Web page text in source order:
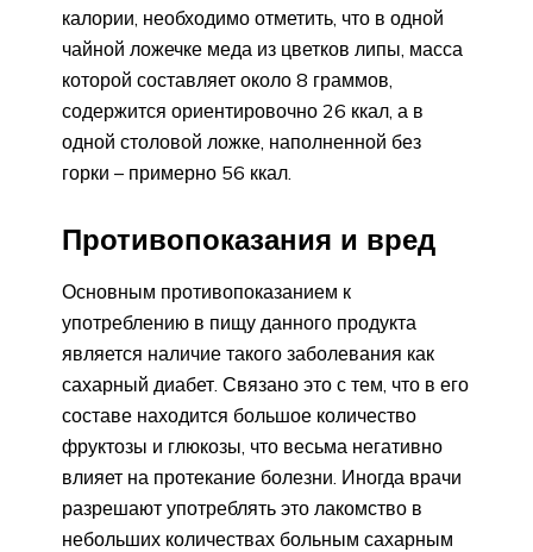
калории, необходимо отметить, что в одной
чайной ложечке меда из цветков липы, масса
которой составляет около 8 граммов,
содержится ориентировочно 26 ккал, а в
одной столовой ложке, наполненной без
горки – примерно 56 ккал.
Противопоказания и вред
Основным противопоказанием к
употреблению в пищу данного продукта
является наличие такого заболевания как
сахарный диабет. Связано это с тем, что в его
составе находится большое количество
фруктозы и глюкозы, что весьма негативно
влияет на протекание болезни. Иногда врачи
разрешают употреблять это лакомство в
небольших количествах больным сахарным